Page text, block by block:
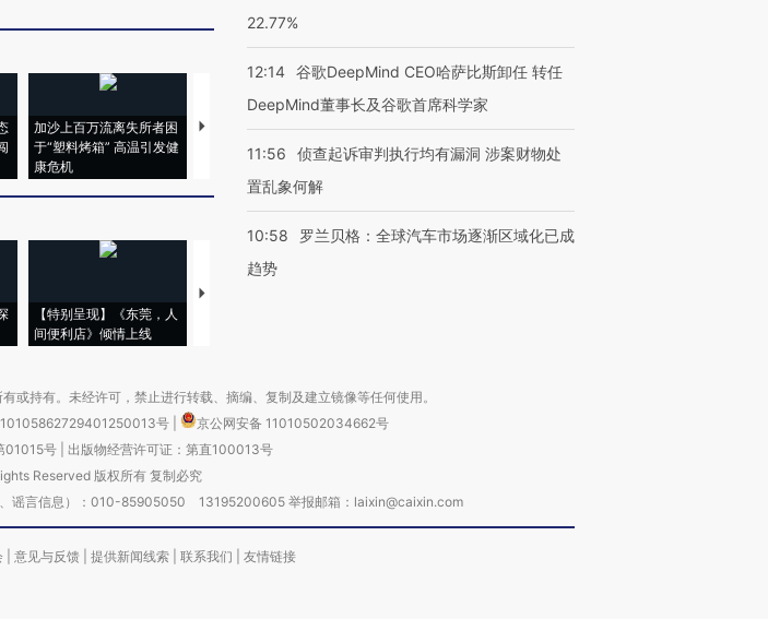
加沙上百万流离失所者困
于“塑料烤箱” 高温引发健
康危机
马航飞行员跨国走私7万
粒摇头丸 尿检体内含3种
视线｜HYROX的吸金
术：是什么让中产们甘
心“花钱找虐”？
泽连斯基密集出访美英 索
要防空导弹“救急”
【特别呈现】《东莞，人
间便利店》倾情上线
【推广】走进第四届链博
22.77%
12:14 谷歌DeepMind CEO哈萨比斯卸任 转任
DeepMind董事长及谷歌首席科学家
11:56
侦查起诉审判执行均有漏洞 涉案财物处
置乱象何解
10:58
罗兰贝格：全球汽车市场逐渐区域化已成
趋势
或持有。未经许可，禁止进行转载、摘编、复制及建立镜像等任何使用。
号
京公网安备 11010502034662号
01015号| 出版物经营许可证：第直100013号
Reserved 版权所有 复制必究
、谣言信息）：010-85905050 13195200605 举报邮箱：laixin@caixin.com
意见与反馈 提供新闻线索 联系我们 友情链接